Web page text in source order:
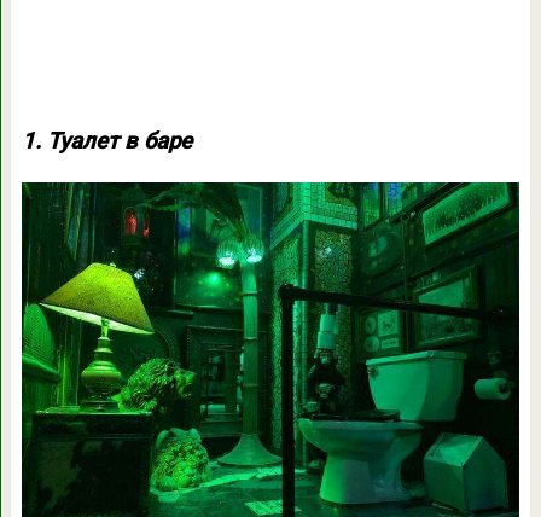
1. Туалет в баре